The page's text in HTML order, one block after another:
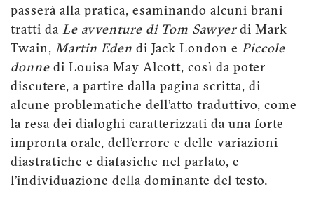
passerà alla pratica, esaminando alcuni brani
tratti da Le avventure di Tom Sawyerdi Mark
Twain, Martin Eden di Jack London e Piccole
donne di Louisa May Alcott, così da poter
discutere, a partire dalla pagina scritta, di
alcune problematiche dell’atto traduttivo, come
la resa dei dialoghi caratterizzati da una forte
impronta orale, dell’errore e delle variazioni
diastratiche e diafasiche nel parlato, e
l’individuazione della dominante del testo.